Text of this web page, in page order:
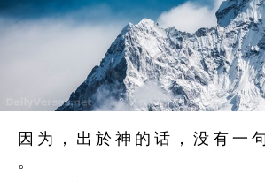
因 为 ， 出 於 神 的 话 ， 没 有 一
。